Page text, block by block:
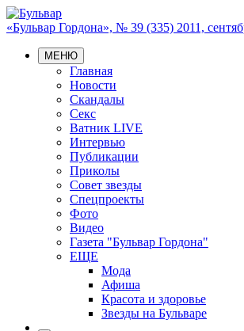
«Бульвар Гордона», № 39 (335) 2011,
МЕНЮ
Главная
Новости
Скандалы
Секс
Ватник LIVE
Интервью
Публикации
Приколы
Совет звезды
Спецпроекты
Фото
Видео
Газета "Бульвар Гордона"
ЕЩЕ
Мода
Афиша
Красота и здоровье
Звезды на Бульваре